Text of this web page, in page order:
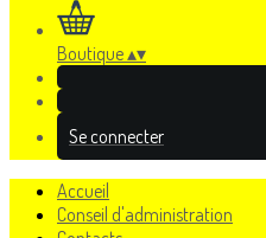
Boutique▴▾
Se connecter
Accueil
Conseil d'administration